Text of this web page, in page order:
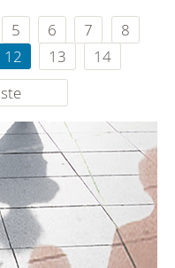
5 6 7
8
12 13
14